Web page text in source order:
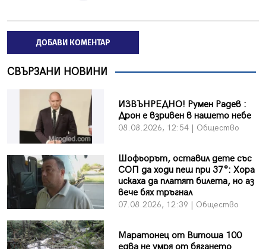
ДОБАВИ КОМЕНТАР
СВЪРЗАНИ НОВИНИ
ИЗВЪНРЕДНО! Румен Радев :
Дрон е взривен в нашето небе
08.08.2026, 12:54 | Общество
Шофьорът, оставил дете със
СОП да ходи пеш при 37°: Хора
искаха да платят билета, но аз
вече бях тръгнал
07.08.2026, 12:39 | Общество
Маратонец от Витоша 100